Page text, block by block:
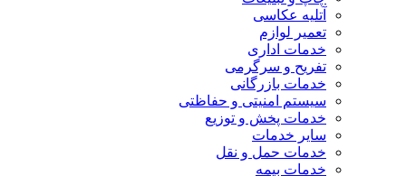
آتلیه عکاسی
تعمیر لوازم
خدمات اداری
تفریح و سرگرمی
خدمات بازرگانی
سیستم امنیتی و حفاظتی
خدمات پخش و توزیع
سایر خدمات
خدمات حمل و نقل
خدمات بیمه